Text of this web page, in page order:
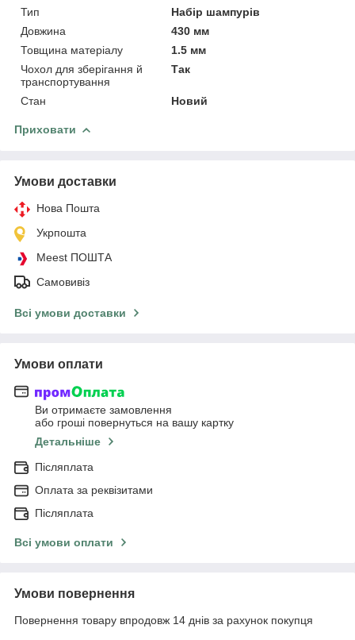
Тип
Набір шампурів
Довжина
430 мм
Товщина матеріалу
1.5 мм
Чохол для зберігання й
транспортування
Так
Стан Новий
Приховати
Умови доставки
Нова Пошта
Укрпошта
Meest ПОШТА
Самовивіз
Всі умови доставки
Умови оплати
Ви отримаєте замовлення
або гроші повернуться на вашу картку
Детальніше
Післяплата
Оплата за реквізитами
Післяплата
Всі умови оплати
Умови повернення
Повернення товару впродовж 14 днів за рахунок покупця